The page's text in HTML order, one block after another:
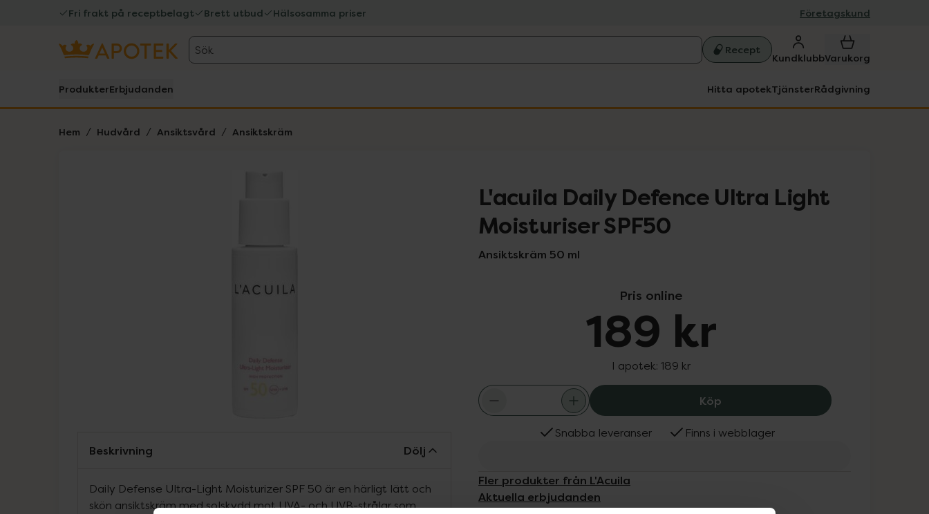
Fri frakt på receptbelagt Brett utbud Hälsosamma priser Företagskund
Sök Recept
KundklubbVarukorg
ProdukterErbjudanden Hitta apotekTjänsterRådgivning
Hem Hudvård Ansiktsvård Ansiktskräm
L'acuila Daily Defence Ultra Light
Moisturiser SPF50
Ansiktskräm 50 ml
Pris online
189 kr
I apotek: 189 kr
Köp L'acuila Daily Defence Ultra Light
Snabba leveranser Finns i webblager
Fler produkter från L'Acuila
Aktuella erbjudanden
Beskrivning Dölj
Daily Defense Ultra-Light Moisturizer SPF 50 är en härligt lätt och
skön ansiktskräm med solskydd mot UVA- och UVB-strålar som